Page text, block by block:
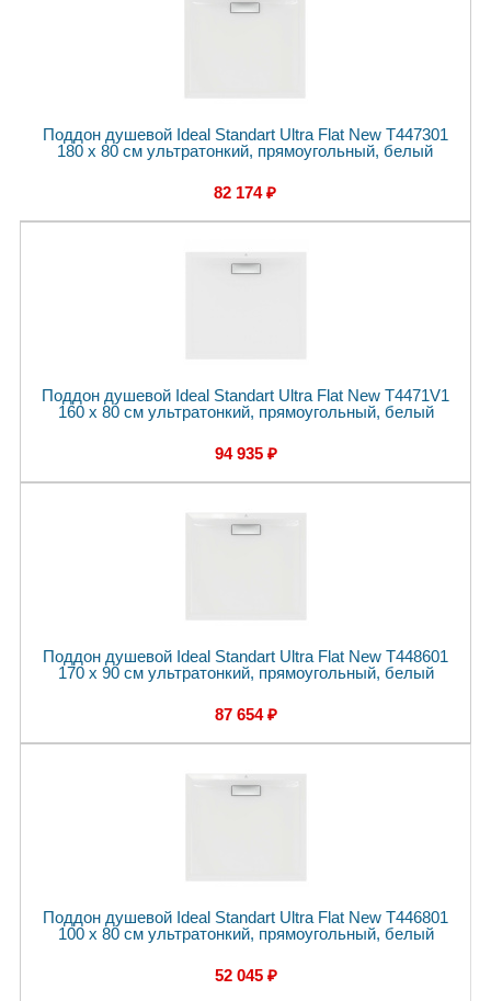
Поддон душевой Ideal Standart Ultra Flat New T447301
180 x 80 см ультратонкий, прямоугольный, белый
82 174 ₽
Поддон душевой Ideal Standart Ultra Flat New T4471V1
160 x 80 см ультратонкий, прямоугольный, белый
94 935 ₽
Поддон душевой Ideal Standart Ultra Flat New T448601
170 x 90 см ультратонкий, прямоугольный, белый
87 654 ₽
Поддон душевой Ideal Standart Ultra Flat New T446801
100 x 80 см ультратонкий, прямоугольный, белый
52 045 ₽